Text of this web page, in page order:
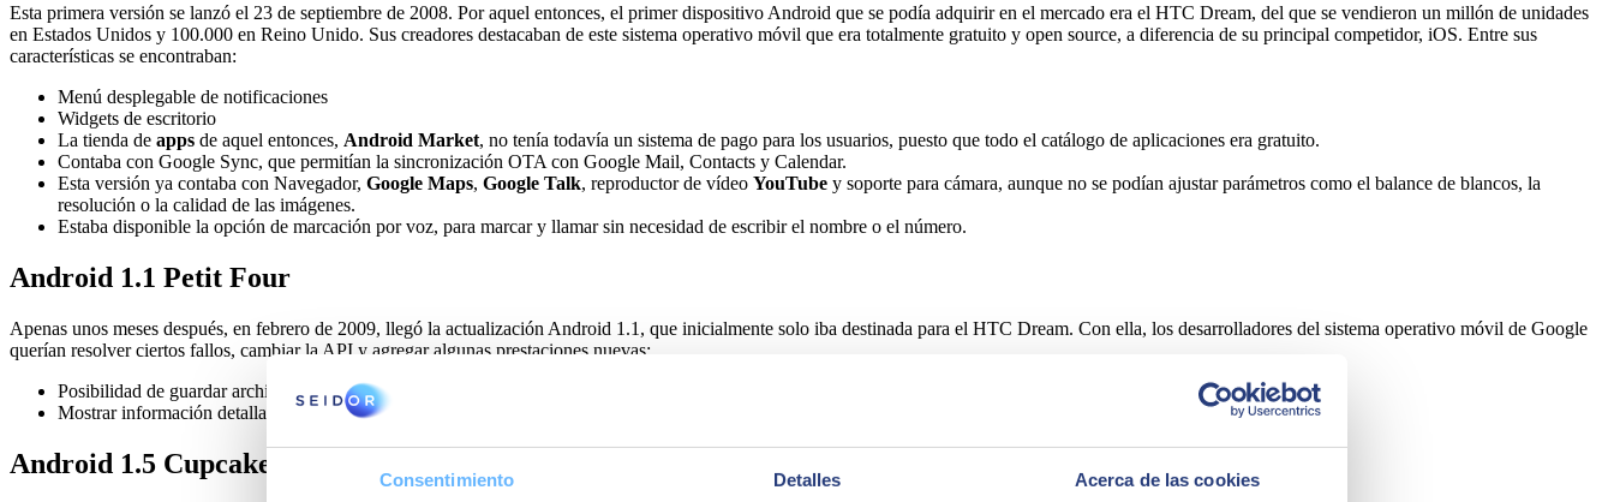
Consentimiento Detalles Acerca de las cookies
Esta primera versión se lanzó el 23 de septiembre de 2008. Por aquel entonces, el primer dispositivo Android que se podía adquirir en el mercado era el HTC Dream, del que se vendieron un millón de unidades
en Estados Unidos y 100.000 en Reino Unido. Sus creadores destacaban de este sistema operativo móvil que era totalmente gratuito y open source, a diferencia de su principal competidor, iOS. Entre sus
características se encontraban:
Menú desplegable de notificaciones
Widgets de escritorio
La tienda de apps de aquel entonces, Android Market, no tenía todavía un sistema de pago para los usuarios, puesto que todo el catálogo de aplicaciones era gratuito.
Contaba con Google Sync, que permitían la sincronización OTA con Google Mail, Contacts y Calendar.
Esta versión ya contaba con Navegador, Google Maps, Google Talk, reproductor de vídeo YouTube y soporte para cámara, aunque no se podían ajustar parámetros como el balance de blancos, la
resolución o la calidad de las imágenes.
Estaba disponible la opción de marcación por voz, para marcar y llamar sin necesidad de escribir el nombre o el número.
Android 1.1 Petit Four
Apenas unos meses después, en febrero de 2009, llegó la actualización Android 1.1, que inicialmente solo iba destinada para el HTC Dream. Con ella, los desarrolladores del sistema operativo móvil de Google
querían resolver ciertos fallos, cambiar la API y agregar algunas prestaciones nuevas:
Posibilidad de guardar archivos adjuntos en los mensajes.
Mostrar información detallada de los negocios que los usuarios podían ver a través de Google Maps.
Android 1.5 Cupcake